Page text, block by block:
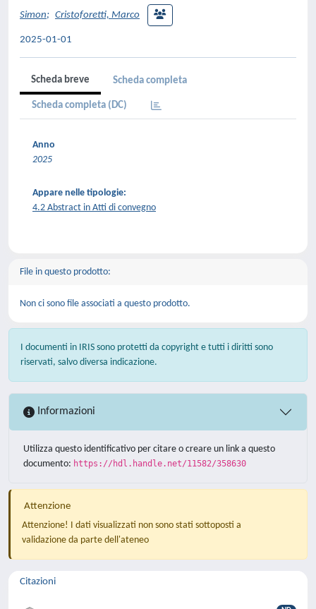
Simon; Cristoforetti, Marco
2025-01-01
Scheda breve Scheda completa
Scheda completa (DC)
Anno
2025
Appare nelle tipologie:
4.2 Abstract in Atti di convegno
File in questo prodotto:
Non ci sono file associati a questo prodotto.
I documenti in IRIS sono protetti da copyright e tutti i diritti sono
riservati, salvo diversa indicazione.
Informazioni
Utilizza questo identificativo per citare o creare un link a questo
documento: https://hdl.handle.net/11582/358630
Attenzione
Attenzione! I dati visualizzati non sono stati sottoposti a
validazione da parte dell'ateneo
Citazioni